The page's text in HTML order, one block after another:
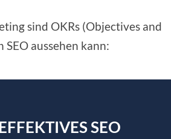
sind OKRs (Objectives and
aussehen kann:
SEO